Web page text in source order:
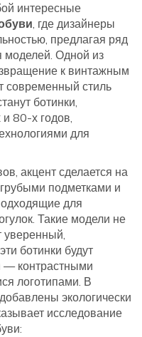
интересные
, где дизайнеры
предлагая ряд
Одной из
к винтажным
современный стиль
ботинки,
80-х годов,
для
акцент сделается на
подметками и
для
Такие модели не
уверенный,
ботинки будут
контрастными
логотипами. В
экологически
исследование